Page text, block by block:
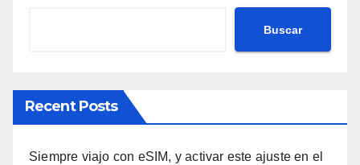
Buscar
Recent Posts
Siempre viajo con eSIM, y activar este ajuste en el